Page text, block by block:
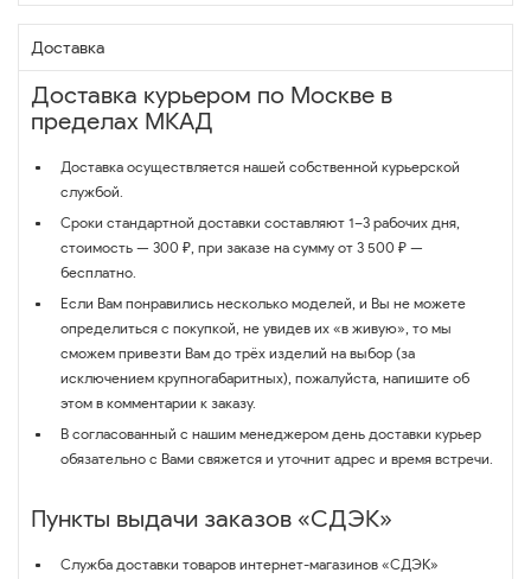
Доставка
Доставка курьером по Москве в
пределах МКАД
Доставка осуществляется нашей собственной курьерской
службой.
Сроки стандартной доставки составляют 1–3 рабочих дня,
стоимость — 300 ₽, при заказе на сумму от 3 500 ₽ —
бесплатно.
Если Вам понравились несколько моделей, и Вы не можете
определиться с покупкой, не увидев их «в живую», то мы
сможем привезти Вам до трёх изделий на выбор (за
исключением крупногабаритных), пожалуйста, напишите об
этом в комментарии к заказу.
В согласованный с нашим менеджером день доставки курьер
обязательно с Вами свяжется и уточнит адрес и время встречи.
Пункты выдачи заказов «СДЭК»
Служба доставки товаров интернет-магазинов «СДЭК»